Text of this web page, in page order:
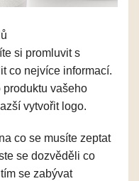
si promluvit s
co nejvíce informací.
vašeho
vytvořit logo.
na co se musíte zeptat
se dozvěděli co
tím se zabývat